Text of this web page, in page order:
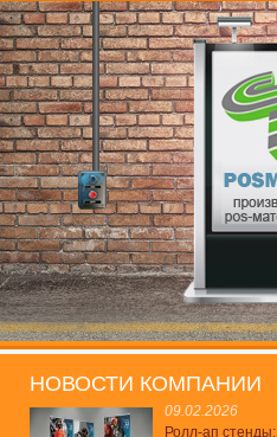
НОВОСТИ КОМПАНИИ
09.02.2026
Ролл-ап стенды: